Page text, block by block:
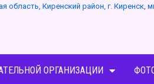
область, Киренский район, г. Киренск,
ОРГАНИЗАЦИИ